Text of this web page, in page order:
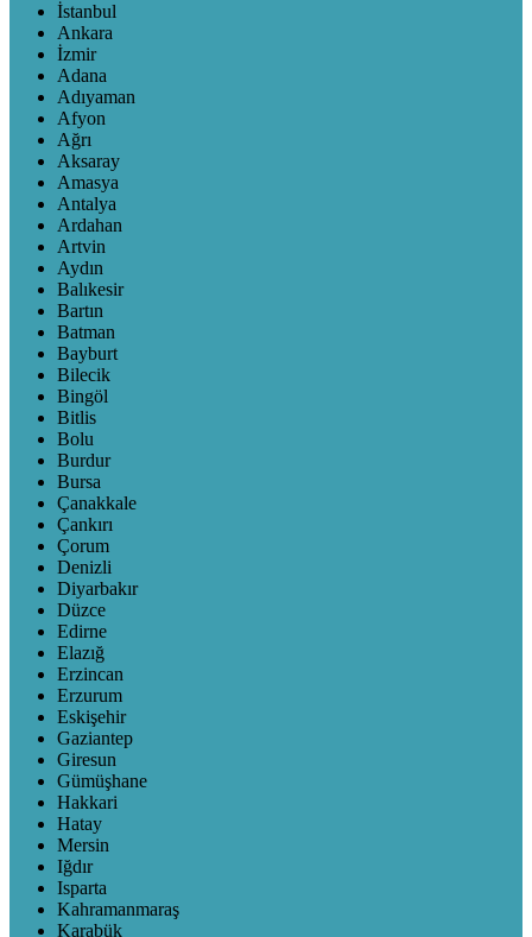
İstanbul
Ankara
İzmir
Adana
Adıyaman
Afyon
Ağrı
Aksaray
Amasya
Antalya
Ardahan
Artvin
Aydın
Balıkesir
Bartın
Batman
Bayburt
Bilecik
Bingöl
Bitlis
Bolu
Burdur
Bursa
Çanakkale
Çankırı
Çorum
Denizli
Diyarbakır
Düzce
Edirne
Elazığ
Erzincan
Erzurum
Eskişehir
Gaziantep
Giresun
Gümüşhane
Hakkari
Hatay
Mersin
Iğdır
Isparta
Kahramanmaraş
Karabük